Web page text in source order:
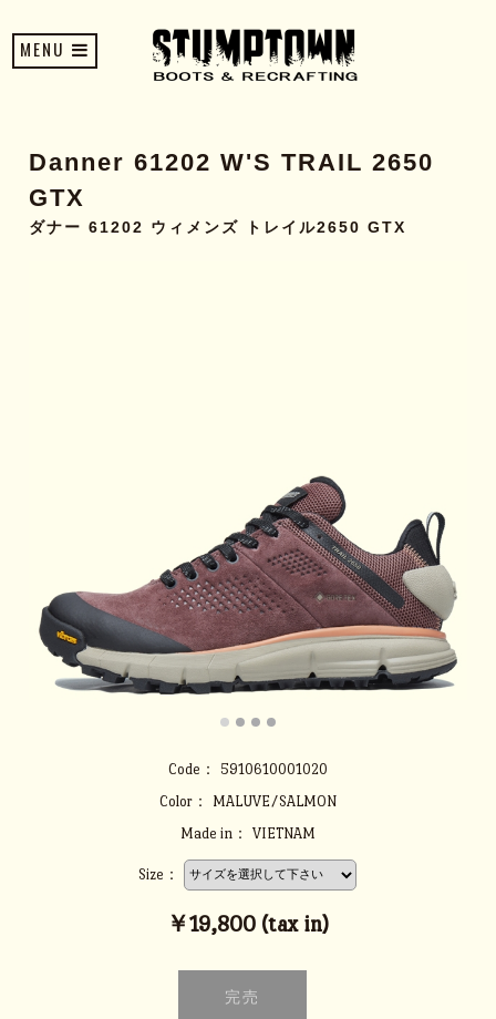
MENU
Danner 61202 W'S TRAIL 2650
GTX
ダナー 61202 ウィメンズ トレイル2650 GTX
Code：
5910610001020
Color：
MALUVE/SALMON
Made in：
VIETNAM
Size：
￥19,800 (tax in)